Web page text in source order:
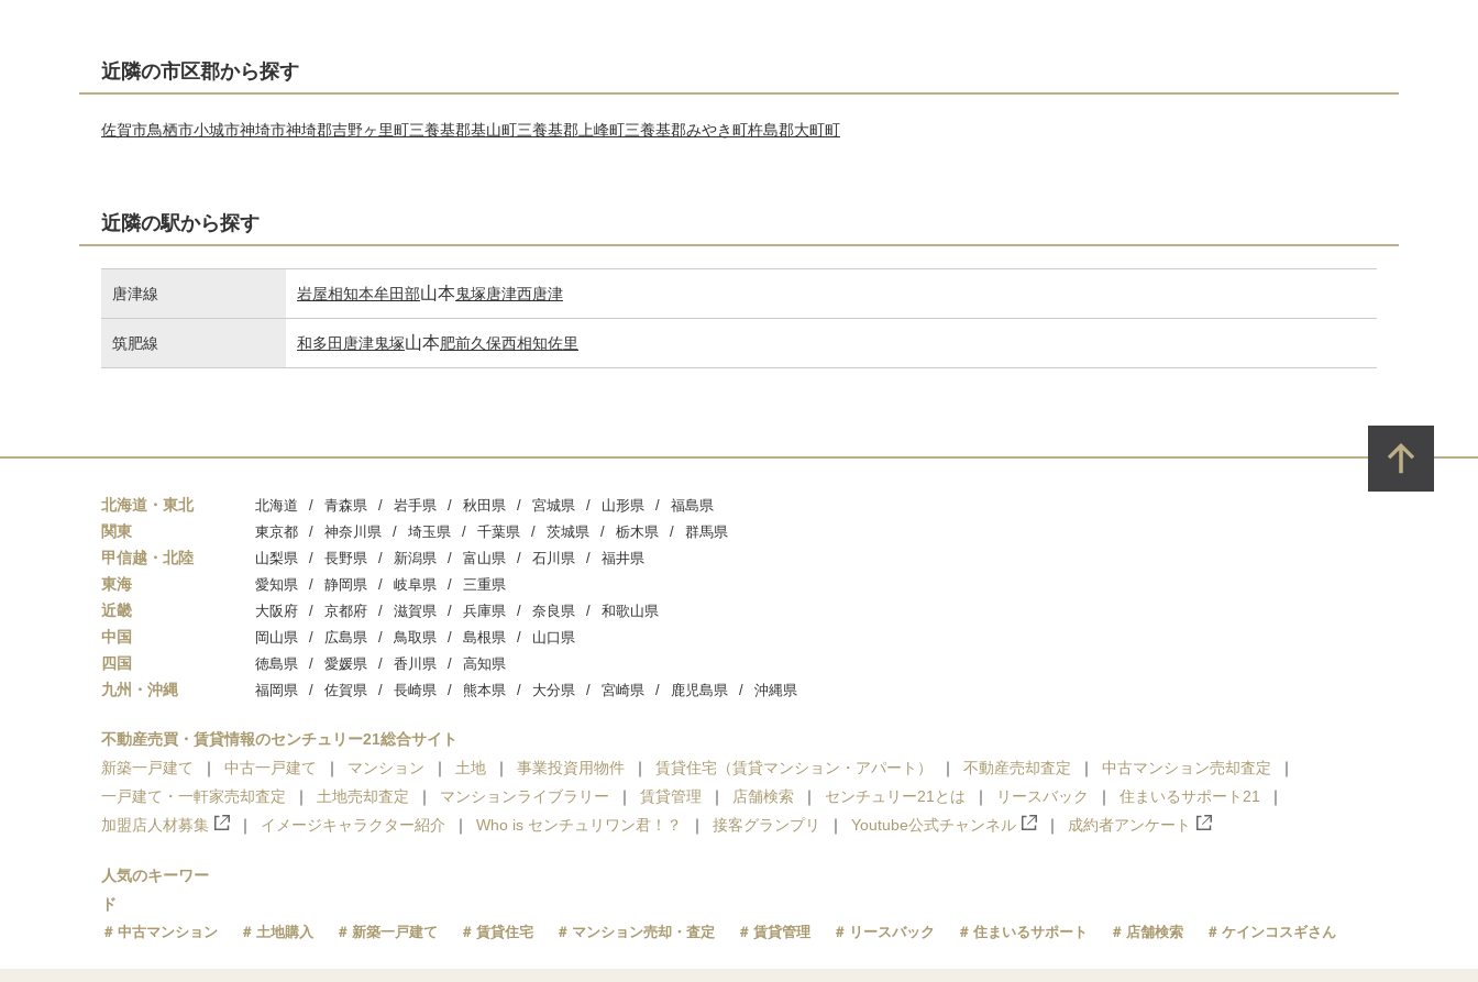
近隣の市区郡から探す
佐賀市鳥栖市小城市神埼市神埼郡吉野ヶ里町三養基郡基山町三養基郡上峰町三養基郡みやき町杵島郡大町町
近隣の駅から探す
唐津線 岩屋相知本牟田部山本鬼塚唐津西唐津
筑肥線 和多田 唐津鬼塚山本肥前久保西相知佐里
北海道・東北 北海道 青森県 岩手県 秋田県 宮城県 山形県 福島県
関東 東京都 神奈川県 埼玉県 千葉県 茨城県 栃木県 群馬県
甲信越・北陸 山梨県 長野県 新潟県 富山県 石川県 福井県
東海 愛知県 静岡県 岐阜県 三重県
近畿 大阪府 京都府 滋賀県 兵庫県 奈良県 和歌山県
中国 岡山県 広島県 鳥取県 島根県 山口県
四国 徳島県 愛媛県 香川県 高知県
九州・沖縄 福岡県 佐賀県 長崎県 熊本県 大分県 宮崎県 鹿児島県 沖縄県
不動産売買・賃貸情報のセンチュリー21総合サイト
新築一戸建て
中古一戸建て マンション 土地 事業投資用物件 賃貸住宅（賃貸マンション・アパート） 不動産売却査定
中古マンション売却査定
一戸建て・一軒家売却査定
土地売却査定 マンションライブラリー 賃貸管理 店舗検索 センチュリー21とは リースバック
住まいるサポート21
加盟店人材募集
イメージキャラクター紹介 Who is センチュリワン君！？ 接客グランプリ Youtube公式チャンネル 成約者アンケート
人気のキーワー
ド
中古マンション 土地購入 新築一戸建て 賃貸住宅 マンション売却・査定 賃貸管理 リースバック 住まいるサポート 店舗検索 ケインコスギさん